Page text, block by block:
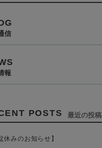
信
報
POSTS 最近の投稿
休みのお知らせ】